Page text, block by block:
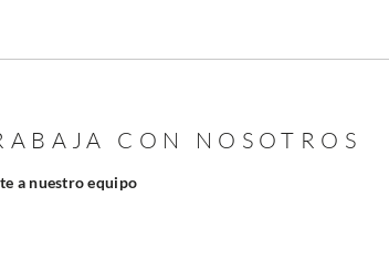
CON NOSOTROS
a nuestro equipo